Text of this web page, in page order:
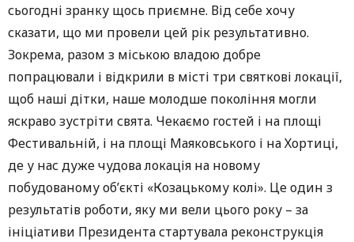
сьогодні зранку щось приємне. Від себе хочу
сказати, що ми провели цей рік результативно.
Зокрема, разом з міською владою добре
попрацювали і відкрили в місті три святкові локації,
щоб наші дітки, наше молодше покоління могли
яскраво зустріти свята. Чекаємо гостей і на площі
Фестивальній, і на площі Маяковського і на Хортиці,
де у нас дуже чудова локація на новому
побудованому об’єкті «Козацькому колі». Це один з
результатів роботи, яку ми вели цього року – за
ініціативи Президента стартувала реконструкція